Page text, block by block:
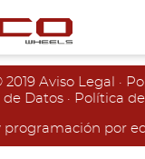
2019 Aviso Legal ·
de Datos· Política
programación por